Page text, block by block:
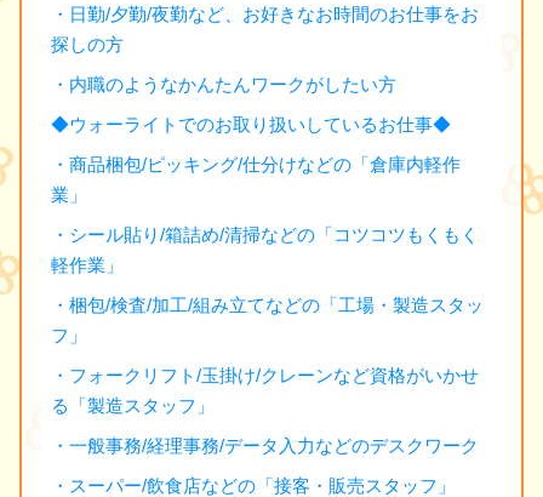
・日勤/夕勤/夜勤など、お好きなお時間のお仕事をお
探しの方
・内職のようなかんたんワークがしたい方
◆ウォーライトでのお取り扱いしているお仕事◆
・商品梱包/ピッキング/仕分けなどの「倉庫内軽作
業」
・シール貼り/箱詰め/清掃などの「コツコツもくもく
軽作業」
・梱包/検査/加工/組み立てなどの「工場・製造スタッ
フ」
・フォークリフト/玉掛け/クレーンなど資格がいかせ
る「製造スタッフ」
・一般事務/経理事務/データ入力などのデスクワーク
・スーパー/飲食店などの「接客・販売スタッフ」